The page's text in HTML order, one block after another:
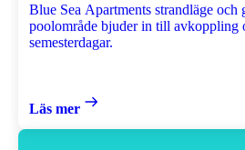
Blue Sea Apartments strandläge och
poolområde bjuder in till avkoppling
semesterdagar.
Läs mer